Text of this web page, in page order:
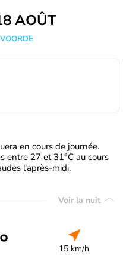
AOÛT
en cours de journée.
entre 27 et 31°C au cours
l'après-midi.
Voir la nuit
15 km/h